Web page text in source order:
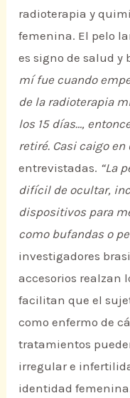
radioterapia y
femenina. El pelo
es signo de salud y
mí fue cuando
de la radioterapia
los 15 días…,
retiré. Casi caigo en
entrevistadas. “La
difícil de ocultar,
dispositivos para
como bufandas o
investigadores
accesorios realzan
facilitan que el
como enfermo de
tratamientos
irregular e
identidad